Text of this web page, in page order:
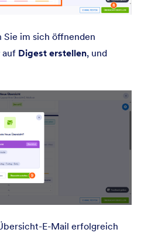
im sich öffnenden
auf Digest erstellen, und
E-Mail erfolgreich